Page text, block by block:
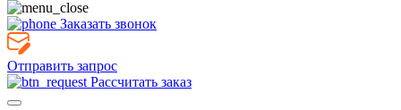
Заказать звонок
Отправить запрос
Рассчитать заказ